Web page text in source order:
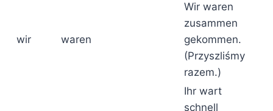
wir waren
Wir waren
zusammen
gekommen.
(Przyszliśmy
razem.)
Ihr wart
schnell